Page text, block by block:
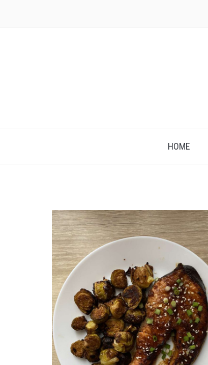
HOME